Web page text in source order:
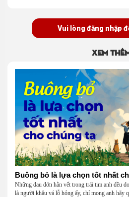
Vui lòng đăng nhập
Xem
Buông bỏ là lựa chọn tốt nhất
Những đau đớn hằn vết trong trái tim anh đều
là người khâu vá lỗ hỏng ấy, chỉ mong anh hãy